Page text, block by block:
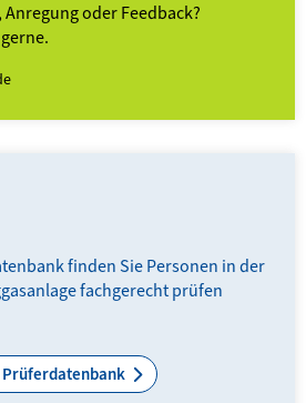
Anregung oder Feedback?
finden Sie Personen in der
fachgerecht prüfen